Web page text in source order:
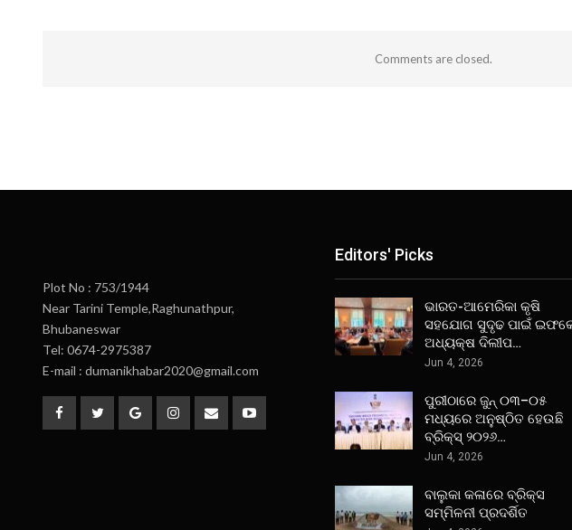
Comments are closed.
Plot No : 753/1944
Near Tarini Temple,Raghunathpur,
Bhubaneswar
Tel: 0674-2975387
E-mail : dumanikhabar2020@gmail.com
Editors' Picks
ଭାରତ-ଆମେରିକା କୃଷି
ସହଯୋଗ ସୁଦୃଢ ପାଇଁ
ଅଧ୍ୟକ୍ଷ ଦିଲୀପ…
Jun 4, 2026
ପୁରୀଠାରେ ଜୁନ୍ ୦୩–୦୫
ମଧ୍ୟରେ ଅନୁଷ୍ଠିତ ହେଉଛି
ବ୍ରିକ୍ସ୍ ୨୦୨୬…
Jun 4, 2026
ବାଲୁକା କଳାରେ ବ୍ରିକ୍ସ
ସମ୍ମିଳନୀ ପ୍ରଦର୍ଶିତ